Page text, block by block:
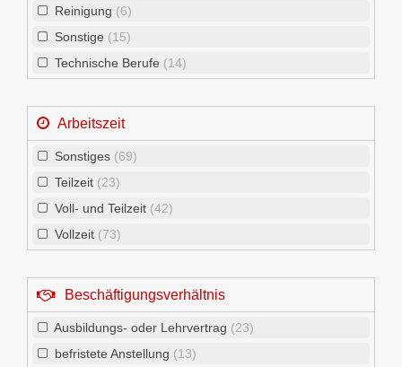
Reinigung (6)
Sonstige (15)
Technische Berufe (14)
Arbeitszeit
Sonstiges (69)
Teilzeit (23)
Voll- und Teilzeit (42)
Vollzeit (73)
Beschäftigungsverhältnis
Ausbildungs- oder Lehrvertrag (23)
befristete Anstellung (13)